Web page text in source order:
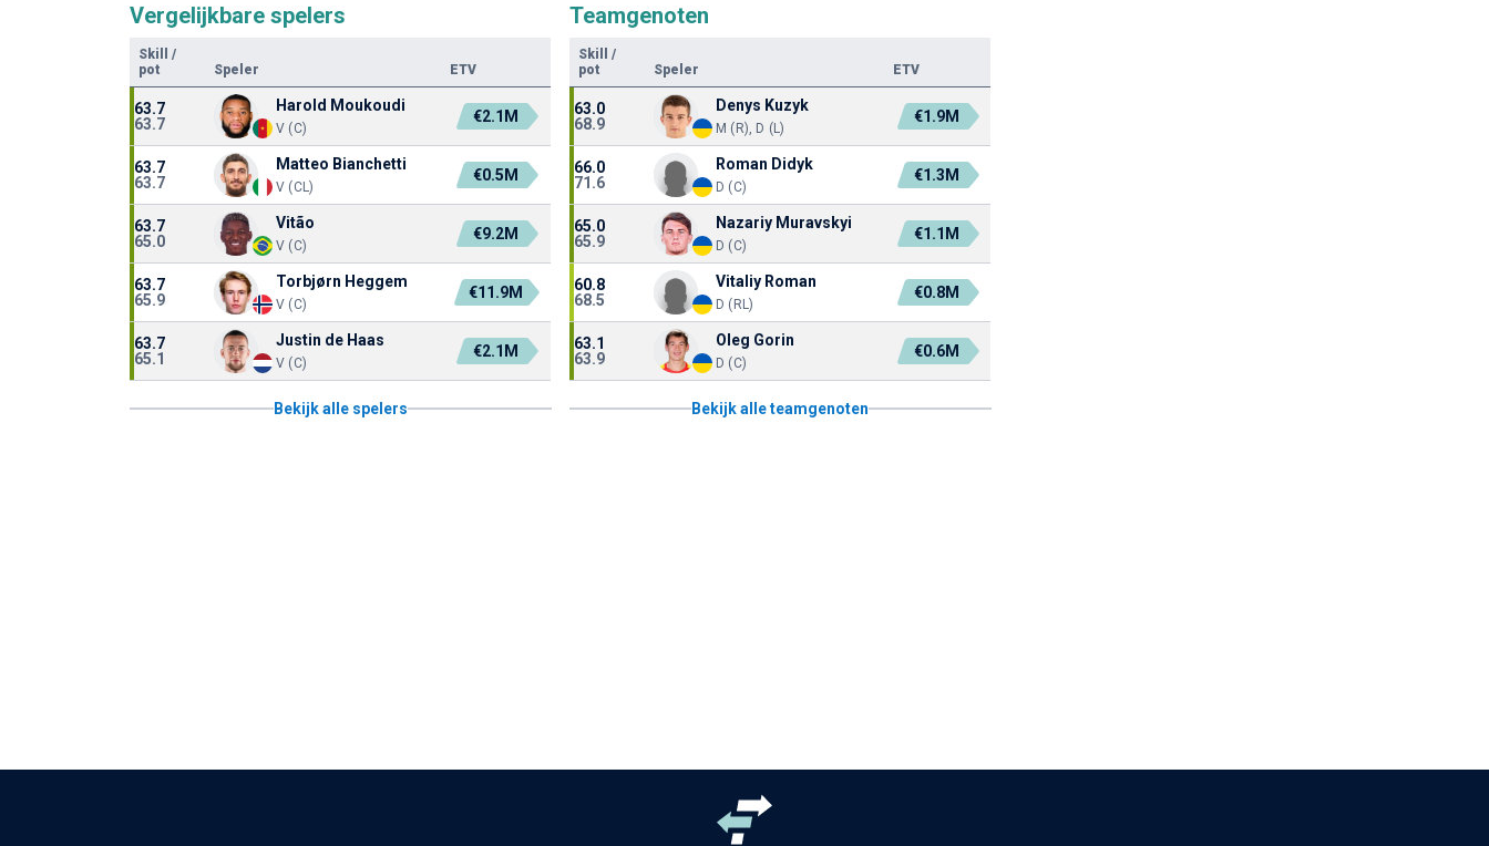
Vergelijkbare spelers
Skill
/
pot
Speler ETV
63.7
63.7
Harold Moukoudi
V (C)
€2.1M
63.7
63.7
Matteo Bianchetti
V (CL)
€0.5M
63.7
65.0
Vitão
V (C)
€9.2M
63.7
65.9
Torbjørn Heggem
V (C)
€11.9M
63.7
65.1
Justin de Haas
V (C)
€2.1M
Bekijk alle spelers
Teamgenoten
Skill
/
pot
Speler ETV
63.0
68.9
Denys Kuzyk
M (R), D (L)
€1.9M
66.0
71.6
Roman Didyk
D (C)
€1.3M
65.0
65.9
Nazariy Muravskyi
D (C)
€1.1M
60.8
68.5
Vitaliy Roman
D (RL)
€0.8M
63.1
63.9
Oleg Gorin
D (C)
€0.6M
Bekijk alle teamgenoten